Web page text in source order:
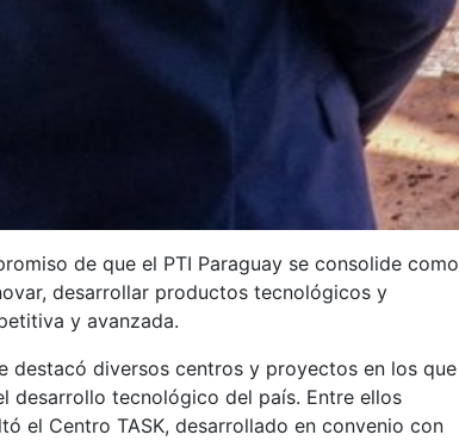
de que el PTI Paraguay se consolide como
desarrollar productos tecnológicos y
y avanzada.
destacó diversos centros y proyectos en los que
desarrollo tecnológico del país. Entre ellos
el Centro TASK, desarrollado en convenio con